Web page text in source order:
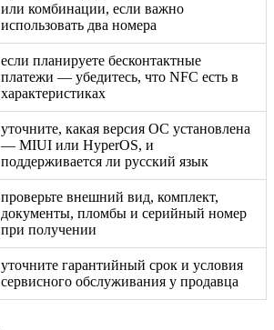
или комбинации, если важно
использовать два номера
если планируете бесконтактные
платежи — убедитесь, что NFC есть в
характеристиках
уточните, какая версия ОС установлена
— MIUI или HyperOS, и
поддерживается ли русский язык
проверьте внешний вид, комплект,
документы, пломбы и серийный номер
при получении
уточните гарантийный срок и условия
сервисного обслуживания у продавца